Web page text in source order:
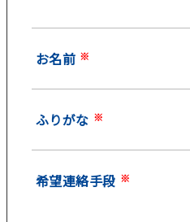
お名前 ※
ふりがな ※
希望連絡手段 ※